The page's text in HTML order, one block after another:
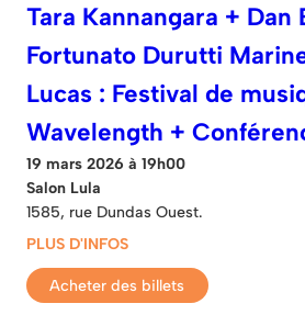
Tara Kannangara + Dan
Fortunato Durutti
Lucas : Festival de
Wavelength +
19 mars 2026 à 19h00
Salon Lula
1585, rue Dundas Ouest.
PLUS D'INFOS
Acheter des billets